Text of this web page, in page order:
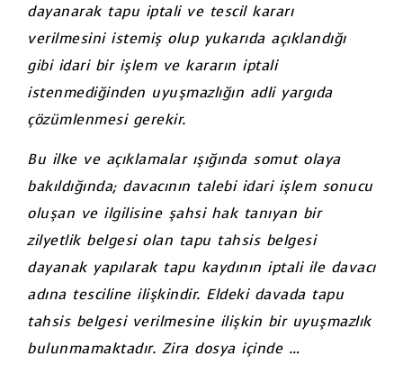
dayanarak tapu iptali ve tescil kararı
verilmesini istemiş olup yukarıda açıklandığı
gibi idari bir işlem ve kararın iptali
istenmediğinden uyuşmazlığın adli yargıda
çözümlenmesi gerekir.
Bu ilke ve açıklamalar ışığında somut olaya
bakıldığında; davacının talebi idari işlem sonucu
oluşan ve ilgilisine şahsi hak tanıyan bir
zilyetlik belgesi olan tapu tahsis belgesi
dayanak yapılarak tapu kaydının iptali ile davacı
adına tesciline ilişkindir. Eldeki davada tapu
tahsis belgesi verilmesine ilişkin bir uyuşmazlık
bulunmamaktadır. Zira dosya içinde …